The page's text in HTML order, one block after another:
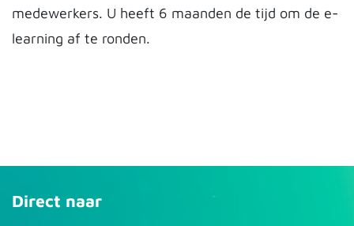
medewerkers. U heeft 6 maanden de tijd om de e-
learning af te ronden.
Direct naar